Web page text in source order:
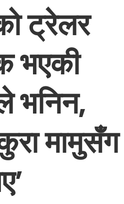
ट्रेलर
भएकी
भनिन,
मामुसँग